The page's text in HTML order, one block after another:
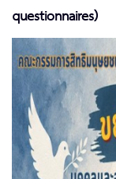
questionnaires)